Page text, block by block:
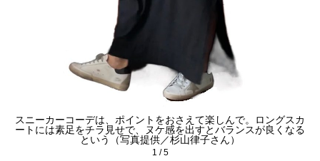
スニーカーコーデは、ポイントをおさえて楽しんで。ロングスカ
ートには素足をチラ見せで、ヌケ感を出すとバランスが良くなる
という（写真提供／杉山律子さん）
1 /5